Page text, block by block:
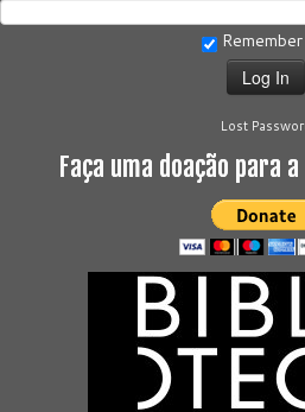
Lost
Faça uma doação para